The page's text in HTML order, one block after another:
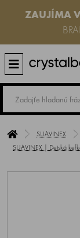
ZAUJÍMA
SUAVINEX
SUAVINEX | Detská